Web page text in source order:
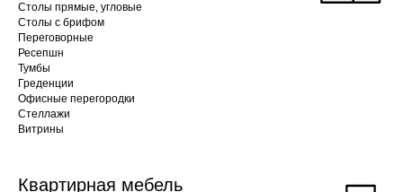
Столы прямые, угловые
Столы с брифом
Переговорные
Ресепшн
Тумбы
Греденции
Офисные перегородки
Стеллажи
Витрины
Квартирная мебель